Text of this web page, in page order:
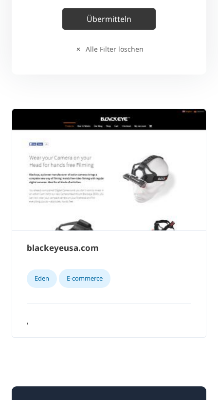
Alle Filter löschen
blackeyeusa.com
Eden E-commerce
,